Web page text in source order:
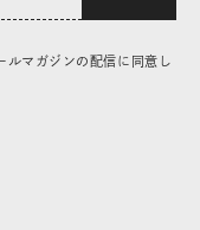
ルマガジンの配信に同意し